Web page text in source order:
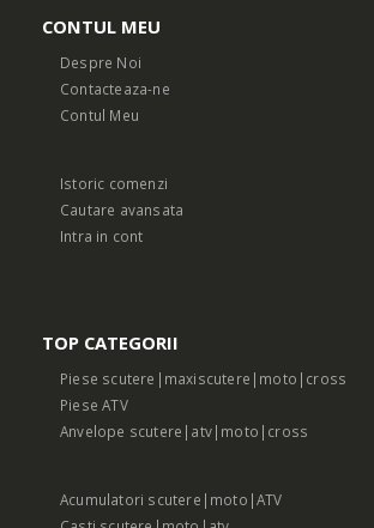
CONTUL MEU
Despre Noi
Contacteaza-ne
Contul Meu
Istoric comenzi
Cautare avansata
Intra in cont
TOP CATEGORII
Piese scutere|maxiscutere|moto|cross
Piese ATV
Anvelope scutere|atv|moto|cross
Acumulatori scutere|moto|ATV